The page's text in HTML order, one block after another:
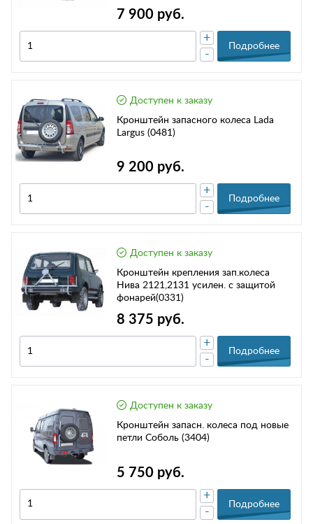
7 900 руб.
-
+
Подробнее
Доступен к заказу
Кронштейн запасного колеса Lada
Largus (0481)
9 200 руб.
-
+
Подробнее
Доступен к заказу
Кронштейн крепления зап.колеса
Нива 2121,2131 усилен. с защитой
фонарей(0331)
8 375 руб.
-
+
Подробнее
Доступен к заказу
Кронштейн запасн. колеса под новые
петли Соболь (3404)
5 750 руб.
-
+
Подробнее